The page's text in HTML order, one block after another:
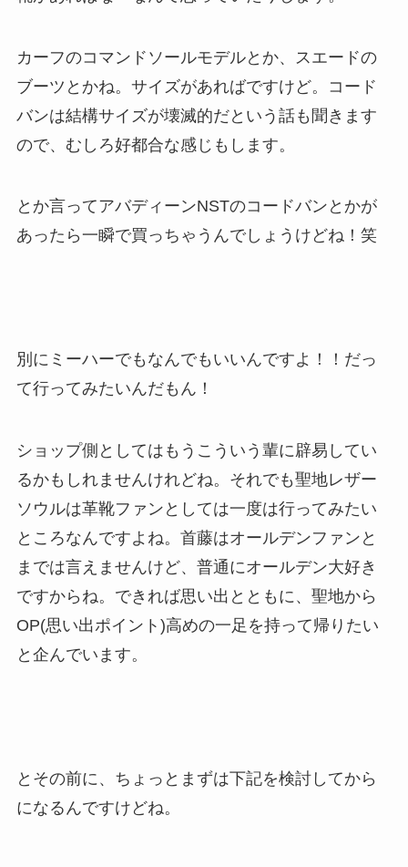
カーフのコマンドソールモデルとか、スエードの
ブーツとかね。サイズがあればですけど。コード
バンは結構サイズが壊滅的だという話も聞きます
ので、むしろ好都合な感じもします。
とか言ってアバディーンNSTのコードバンとかが
あったら一瞬で買っちゃうんでしょうけどね！笑
別にミーハーでもなんでもいいんですよ！！だっ
て行ってみたいんだもん！
ショップ側としてはもうこういう輩に辟易してい
るかもしれませんけれどね。それでも聖地レザー
ソウルは革靴ファンとしては一度は行ってみたい
ところなんですよね。首藤はオールデンファンと
までは言えませんけど、普通にオールデン大好き
ですからね。できれば思い出とともに、聖地から
OP(思い出ポイント)高めの一足を持って帰りたい
と企んでいます。
とその前に、ちょっとまずは下記を検討してから
になるんですけどね。